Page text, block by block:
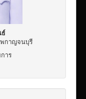
กาญจนบุรี
าร